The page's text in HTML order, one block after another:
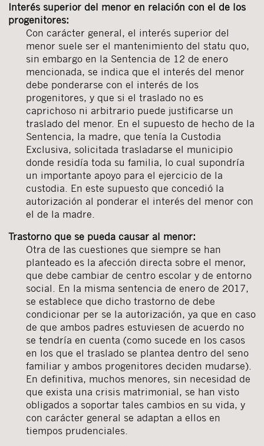
Interés superior del menor en relación con el de los
progenitores:
Con carácter general, el interés superior del
menor suele ser el mantenimiento del statu quo,
sin embargo en la Sentencia de 12 de enero
mencionada, se indica que el interés del menor
debe ponderarse con el interés de los
progenitores, y que si el traslado no es
caprichoso ni arbitrario puede justificarse un
traslado del menor. En el supuesto de hecho de la
Sentencia, la madre, que tenía la Custodia
Exclusiva, solicitada trasladarse el municipio
donde residía toda su familia, lo cual supondría
un importante apoyo para el ejercicio de la
custodia. En este supuesto que concedió la
autorización al ponderar el interés del menor con
el de la madre.
Trastorno que se pueda causar al menor:
Otra de las cuestiones que siempre se han
planteado es la afección directa sobre el menor,
que debe cambiar de centro escolar y de entorno
social. En la misma sentencia de enero de 2017,
se establece que dicho trastorno de debe
condicionar per se la autorización, ya que en caso
de que ambos padres estuviesen de acuerdo no
se tendría en cuenta (como sucede en los casos
en los que el traslado se plantea dentro del seno
familiar y ambos progenitores deciden mudarse).
En definitiva, muchos menores, sin necesidad de
que exista una crisis matrimonial, se han visto
obligados a soportar tales cambios en su vida, y
con carácter general se adaptan a ellos en
tiempos prudenciales.